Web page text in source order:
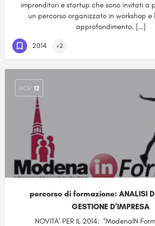
imprenditori e startup che sono invitati a
un percorso organizzato in workshop
approfondimento. […]
2014 +2
NOV 12
percorso di formazione: ANALISI
GESTIONE D’IMPRESA
NOVITA’ PER IL 2014: “ModenaIN